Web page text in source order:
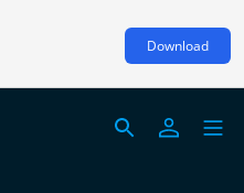
Download